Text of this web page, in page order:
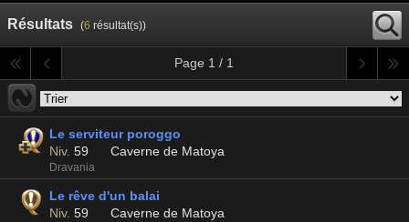
Résultats (6 résultat(s))
Page 1 / 1
Le serviteur poroggo
Niv. 59 Caverne de Matoya
Dravania
Le rêve d'un balai
Niv. 59 Caverne de Matoya